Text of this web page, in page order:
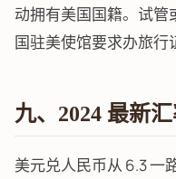
动拥有美国国籍。试
国驻美使馆要求办旅行
九、2024 最新
美元兑人民币从 6.3 一